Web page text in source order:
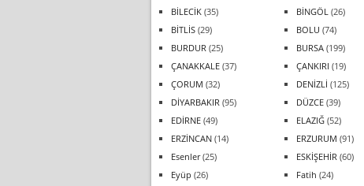
BİLECİK (35) BİNGÖL (26)
BİTLİS (29) BOLU (74)
BURDUR (25) BURSA (199)
ÇANAKKALE (37) ÇANKIRI (19)
ÇORUM (32) DENİZLİ (125)
DİYARBAKIR (95) DÜZCE (39)
EDİRNE (49) ELAZIĞ (52)
ERZİNCAN (14) ERZURUM (91)
Esenler(25) ESKİŞEHİR (60)
Eyüp (26) Fatih (24)